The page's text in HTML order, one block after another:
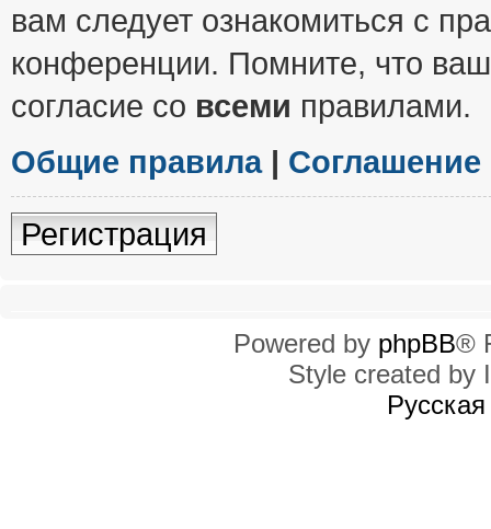
вам следует ознакомиться с
конференции. Помните, что
согласие со всеми правилами.
Общие правила|
Регистрация
Powered by phpBB®
Style created by